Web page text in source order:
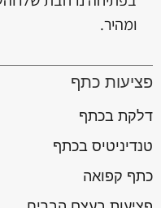
פציעות כתף
דלקת בכתף
טנדיניטיס בכתף
כתף קפואה
ומהיר.